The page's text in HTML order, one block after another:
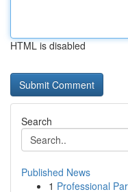
HTML is disabled
Search
Published News
1 Professional